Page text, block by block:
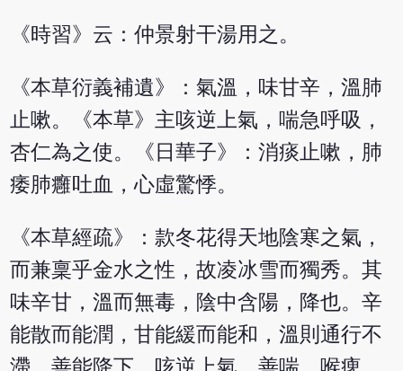
《時習》云：仲景射干湯用之。
《本草衍義補遺》：氣溫，味甘辛，溫肺
止嗽。《本草》主咳逆上氣，喘急呼吸，
杏仁為之使。《日華子》：消痰止嗽，肺
痿肺癰吐血，心虛驚悸。
《本草經疏》：款冬花得天地陰寒之氣，
而兼稟乎金水之性，故凌冰雪而獨秀。其
味辛甘，溫而無毒，陰中含陽，降也。辛
能散而能潤，甘能緩而能和，溫則通行不